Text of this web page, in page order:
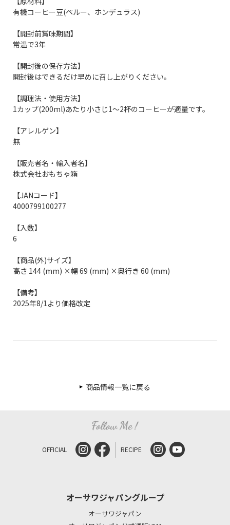
有機コーヒー豆(ペルー、ホンデュラス)
【開封前賞味期間】
常温で3年
【開封後の保存方法】
開封後はできるだけ早めに召し上がりください。
【調理法・使用方法】
1カップ(200ml)あたり小さじ1～2杯のコーヒーが適量です。
【アレルゲン】
無
【販売者名・輸入者名】
株式会社おもちゃ箱
【JANコード】
4000799100277
【入数】
6
【商品(外)サイズ】
高さ 144 (mm) ×幅 69 (mm) ×奥行き 60 (mm)
【備考】
2025年8/1より価格改定
商品情報一覧に戻る
OFFICIAL RECIPE
オーサワジャパングループ
オーサワジャパン